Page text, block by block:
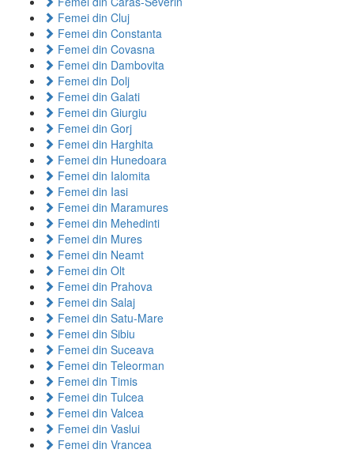
Femei din Cluj
Femei din Constanta
Femei din Covasna
Femei din Dambovita
Femei din Dolj
Femei din Galati
Femei din Giurgiu
Femei din Gorj
Femei din Harghita
Femei din Hunedoara
Femei din Ialomita
Femei din Iasi
Femei din Maramures
Femei din Mehedinti
Femei din Mures
Femei din Neamt
Femei din Olt
Femei din Prahova
Femei din Salaj
Femei din Satu-Mare
Femei din Sibiu
Femei din Suceava
Femei din Teleorman
Femei din Timis
Femei din Tulcea
Femei din Valcea
Femei din Vaslui
Femei din Vrancea